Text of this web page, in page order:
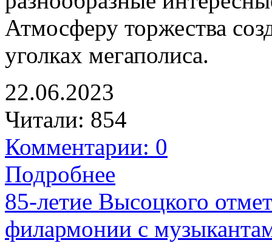
Атмосферу торжества
уголках мегаполиса.
22.06.2023
Читали: 854
Комментарии: 0
Подробнее
85-летие Высоцкого
филармонии с